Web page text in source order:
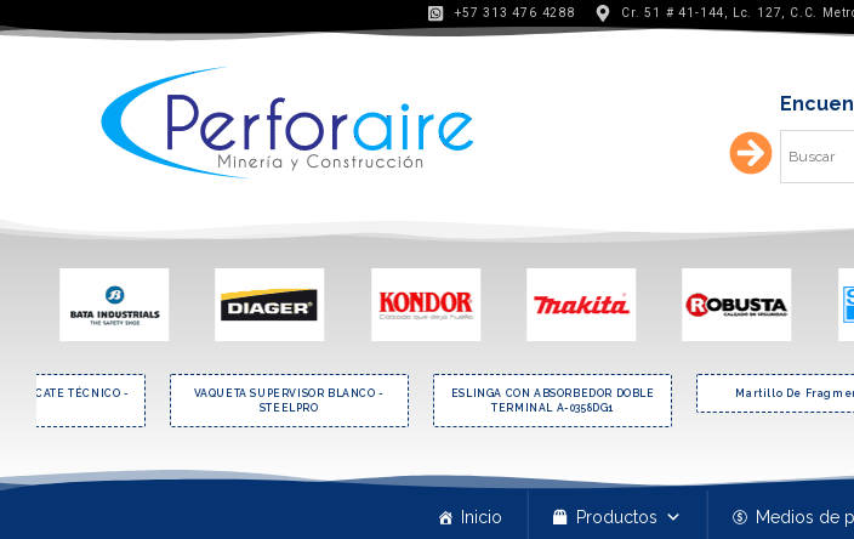
+57 313 476 4288 Cr. 51 # 41-144, Lc. 127, C.C.
RESCATE TÉCNICO -
VAQUETA SUPERVISOR BLANCO -
STEELPRO
ESLINGA CON ABSORBEDOR DOBLE
TERMINAL A-0358DG1
Martillo De
Inicio Productos Medios de